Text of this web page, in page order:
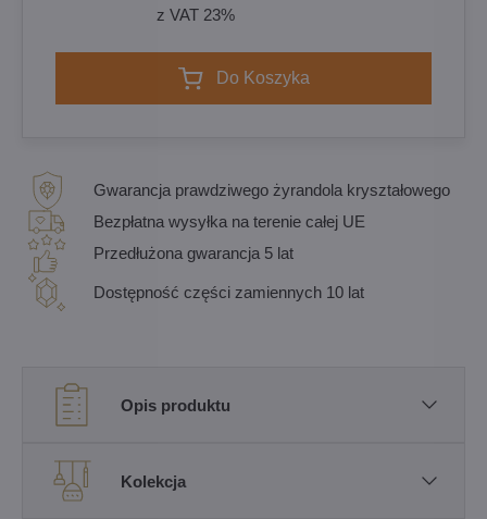
z VAT 23%
Do Koszyka
Gwarancja prawdziwego żyrandola kryształowego
Bezpłatna wysyłka na terenie całej UE
Przedłużona gwarancja 5 lat
Dostępność części zamiennych 10 lat
Opis produktu
Kolekcja